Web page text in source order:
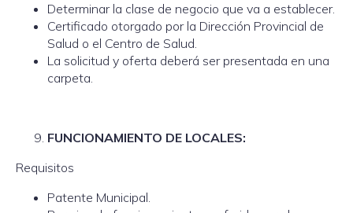
Determinar la clase de negocio que va a establecer.
Certificado otorgado por la Dirección Provincial de
Salud o el Centro de Salud.
La solicitud y oferta deberá ser presentada en una
carpeta.
FUNCIONAMIENTO DE LOCALES:
Requisitos
Patente Municipal.